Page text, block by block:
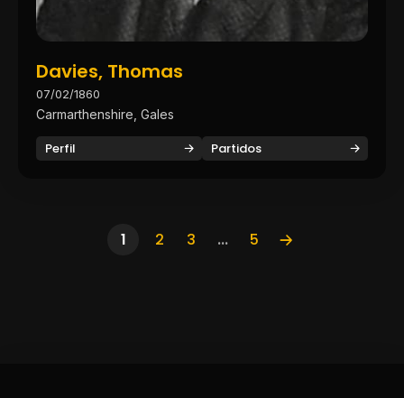
Davies, Thomas
07/02/1860
Carmarthenshire, Gales
Perfil Partidos
1 2 3 ... 5